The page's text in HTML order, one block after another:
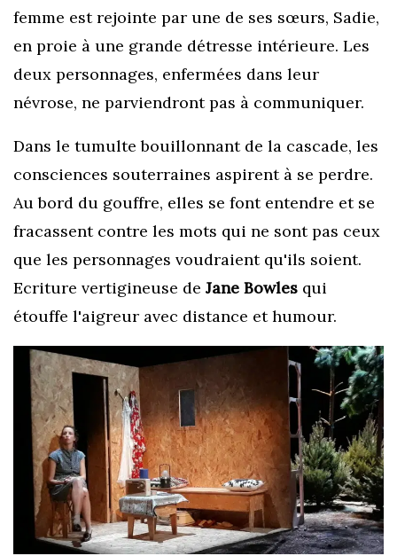
femme estrejointe par une de ses sœurs, Sadie,
en proie à une grande détresse intérieure. Les
deux personnages, enfermées dans leur
névrose, ne parviendront pas à communiquer.
Dans le tumulte bouillonnant de la cascade, les
consciences souterraines aspirent à se perdre.
Au bord du gouffre, elles se font entendre et se
fracassent contre les mots qui ne sont pas ceux
que les personnages voudraient qu'ils soient.
Ecriture vertigineuse de Jane Bowles qui
étouffe l'aigreur avec distance et humour.